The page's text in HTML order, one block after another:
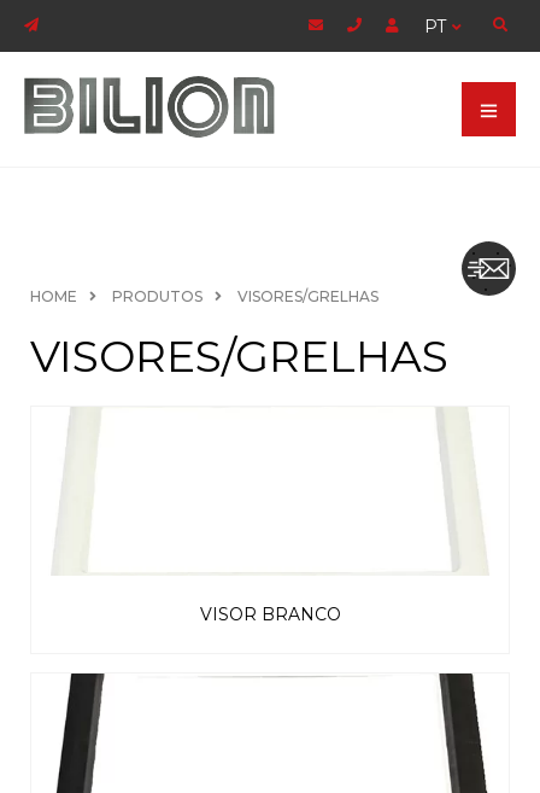
PT
HOME PRODUTOS VISORES/GRELHAS
VISORES/GRELHAS
VISOR BRANCO